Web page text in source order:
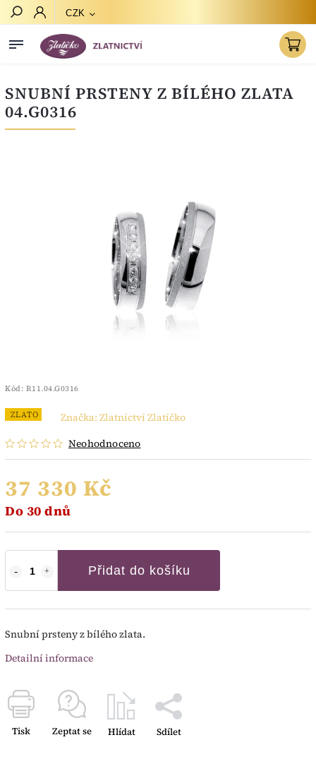
CZK
SNUBNÍ PRSTENY Z BÍLÉHO ZLATA
04.G0316
Kód: R11.04.G0316
ZLATO
Neohodnoceno
Značka: Zlatnictví Zlatíčko
37 330 Kč
Do 30 dnů
Přidat do košíku
Snubní prsteny z bílého zlata.
Detailní informace
Tisk Zeptat se Hlídat Sdílet